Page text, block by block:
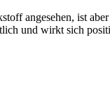
angesehen, ist
und wirkt sich